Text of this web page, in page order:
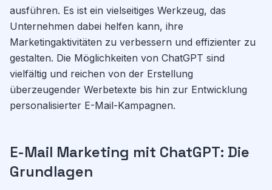
ausführen. Es ist ein vielseitiges Werkzeug, das
Unternehmen dabei helfen kann, ihre
Marketingaktivitäten zu verbessern und effizienter zu
gestalten. Die Möglichkeiten von ChatGPT sind
vielfältig und reichen von der Erstellung
überzeugender Werbetexte bis hin zur Entwicklung
personalisierter E-Mail-Kampagnen.
E-Mail Marketing mit ChatGPT: Die
Grundlagen